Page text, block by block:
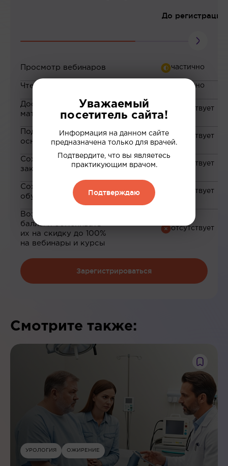
До регистрации
Просмотр вебинаров
Чтение статей
Доступ к закрытым
материалам
Подборка материалов на
основе ваших интересов
Сохранение материалов в
закладки
Сохранение прогресса по
обучению
Возможность зарабатывать
баллы и обменивать
их на скидку до 100%
на вебинары и курсы
Зарегистрироваться
Смотрите также:
УРОЛОГИЯ ОЖИРЕНИЕ
Уважаемый
посетитель сайта!
Информация на данном сайте
предназначена только для врачей.
Подтвердите, что вы являетесь
практикующим врачом.
Подтверждаю